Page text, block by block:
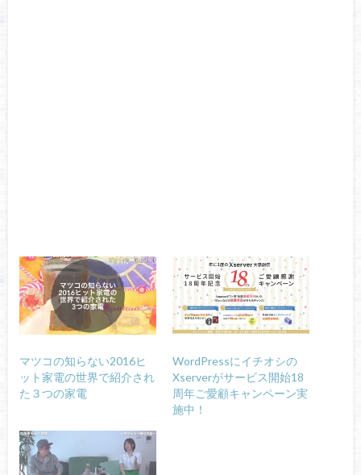
マツコの知らない2016ヒ
ット家電の世界で紹介され
た３つの家電
WordPressにイチオシの
Xserverがサービス開始18
周年ご愛顧キャンペーン実
施中！